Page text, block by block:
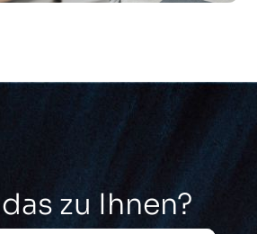
zu Ihnen?